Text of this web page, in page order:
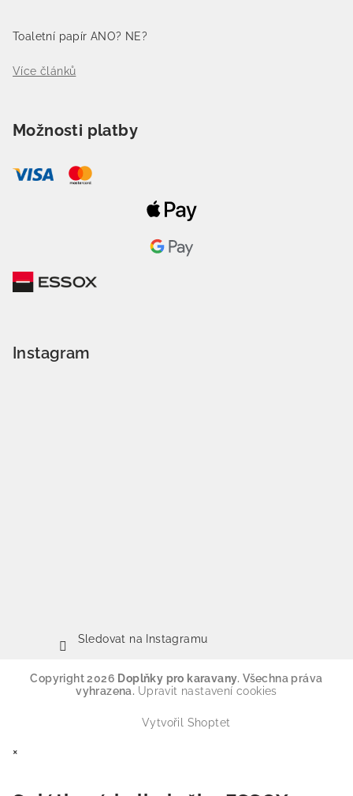
Toaletní papír ANO? NE?
Více článků
Možnosti platby
Instagram
Sledovat na Instagramu
Copyright 2026 Doplňky pro karavany. Všechna práva
vyhrazena. Upravit nastavení cookies
Vytvořil Shoptet
×